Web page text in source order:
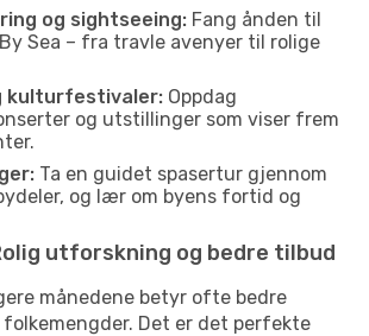
og sightseeing: Fang ånden til
Sea – fra travle avenyer til rolige
kulturfestivaler: Oppdag
og utstillinger som viser frem
Ta en guidet spasertur gjennom
og lær om byens fortid og
utforskning og bedre tilbud
månedene betyr ofte bedre
Det er det perfekte